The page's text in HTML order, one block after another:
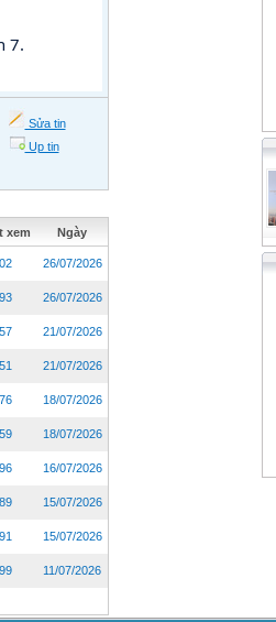
7.
Sửa tin
Up tin
xem Ngày
26/07/2026
26/07/2026
21/07/2026
21/07/2026
18/07/2026
18/07/2026
16/07/2026
15/07/2026
15/07/2026
11/07/2026